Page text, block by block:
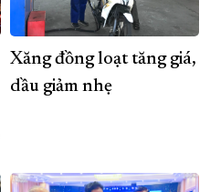
Xăng đồng loạt tăng giá,
dầu giảm nhẹ